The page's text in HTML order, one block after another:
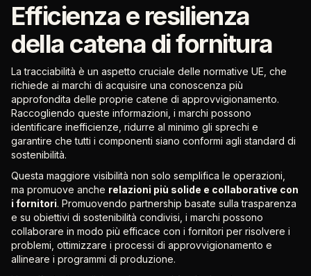
Efficienza e resilienza
della catena di fornitura
La tracciabilità è un aspetto cruciale delle normative UE, che
richiede ai marchi di acquisire una conoscenza più
approfondita delle proprie catene di approvvigionamento.
Raccogliendo queste informazioni, i marchi possono
identificare inefficienze, ridurre al minimo gli sprechi e
garantire che tutti i componenti siano conformi agli standard di
sostenibilità.
Questa maggiore visibilità non solo semplifica le operazioni,
ma promuove anche relazioni più solide e collaborative con
i fornitori. Promuovendo partnership basate sulla trasparenza
e su obiettivi di sostenibilità condivisi, i marchi possono
collaborare in modo più efficace con i fornitori per risolvere i
problemi, ottimizzare i processi di approvvigionamento e
allineare i programmi di produzione.